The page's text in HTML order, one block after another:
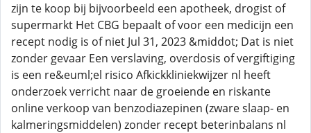
zijn te koop bij bijvoorbeeld een apotheek, drogist of
supermarkt Het CBG bepaalt of voor een medicijn een
recept nodig is of niet Jul 31, 2023 &middot; Dat is niet
zonder gevaar Een verslaving, overdosis of vergiftiging
is een re&euml;el risico Afkickkliniekwijzer nl heeft
onderzoek verricht naar de groeiende en riskante
online verkoop van benzodiazepinen (zware slaap- en
kalmeringsmiddelen) zonder recept beterinbalans nl